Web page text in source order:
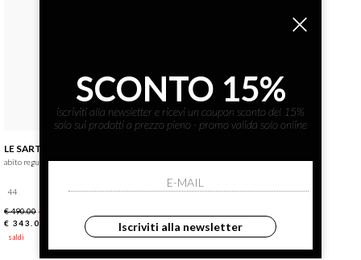
LE SARTE PETTEGOLE
abito regular
44
€ 490.00-30%
€ 343.00
saldi
SCONTO 15%
iscriviti alla newsletter e ricevi un coupon sconto del 15%
solo sui prodotti a prezzo pieno - promo valida solo online
Iscriviti alla newsletter